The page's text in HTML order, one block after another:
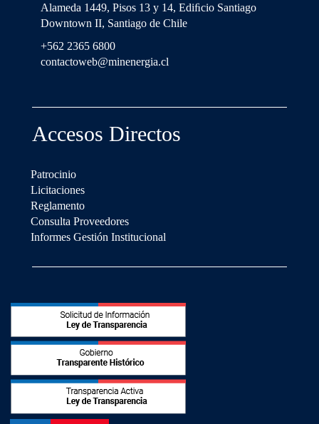
Alameda 1449, Pisos 13 y 14, Ediﬁcio Santiago
Downtown II, Santiago de Chile
+562 2365 6800
contactoweb@minenergia.cl
Accesos Directos
Patrocinio
Licitaciones
Reglamento
Consulta Proveedores
Informes Gestión Institucional